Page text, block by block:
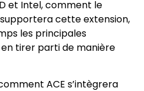
et Intel, comment le
cette extension,
les principales
tirer parti de manière
ACE s’intègrera